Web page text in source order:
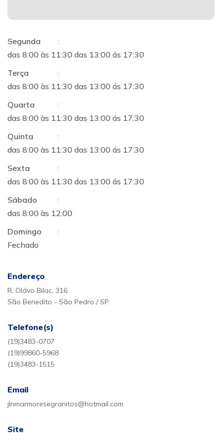
Segunda
:
das 8:00 às 11:30 das 13:00 ás 17:30
Terça
:
das 8:00 às 11:30 das 13:00 ás 17:30
Quarta
:
das 8:00 às 11:30 das 13:00 ás 17:30
Quinta
:
das 8:00 às 11:30 das 13:00 ás 17:30
Sexta
:
das 8:00 às 11:30 das 13:00 ás 17:30
Sábado
:
das 8:00 às 12:00
Domingo
:
Fechado
Endereço
R. Olávo Bilac, 316
São Benedito - São Pedro / SP
Telefone(s)
(19)3483-0707
(19)99860-5968
(19)3483-1515
Email
jlnmarmoresegranitos@hotmail.com
Site